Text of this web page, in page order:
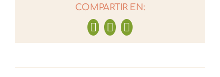
COMPARTIR EN:
Facebook
WhatsApp
Correo
electrónico